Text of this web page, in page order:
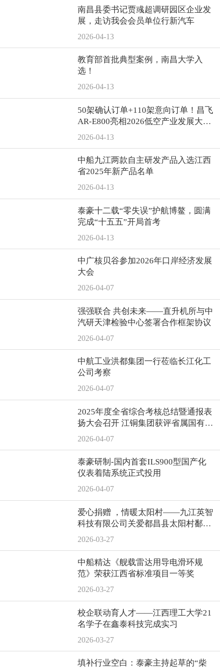
南昌县委书记贾彧超调研园区企业发
展，走访我会会员单位行新汽车
2026-04-13
教育部首批典型案例，南昌大学入
选！
2026-04-13
50架确认订单+110架意向订单！昌飞
AR-E800亮相2026低空产业发展大
会，累计订单突破400架
2026-04-13
中船九江两款自主研发产品入选江西
省2025年新产品名单
2026-04-13
泰豪十二载“零失误”护航博鳌，圆满
完成“十五五”开局首考
2026-04-13
中广核贝谷参加2026年口岸经济发展
大会
2026-04-07
强强联合 共创未来——直升机所与中
汽研天津检验中心签署合作框架协议
2026-04-07
中航工业洪都集团一行莅临长江化工
公司考察
2026-04-07
2025年度全省综合考核总结暨通报表
扬大会召开 江铜集团获评省属国有企
业综合考核商业类“第一等次”
2026-04-07
泰豪研制-国内首套ILS900型国产化
仪表着陆系统正式投用
2026-04-07
爱心捐赠 ，情暖太阳村——九江英智
科技有限公司关爱都昌县太阳村鄱阳
湖儿童救助中心
2026-03-27
中船精达《舰载雷达用导电滑环规
范》荣获江西省标准项目一等奖
2026-03-27
校企联动育人才——江西理工大学21
名学子在鑫泰科技完成实习
2026-03-27
填补行业空白：泰豪主持起草的“柴